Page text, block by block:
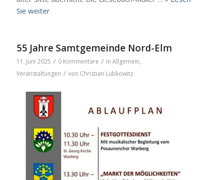
Sie wei­ter
55 Jahre Samtgemeinde Nord-Elm
11. Juni 2025 / 0 Kommentare / in Allgemein,
Veranstaltungen / von Christian Lubkowitz